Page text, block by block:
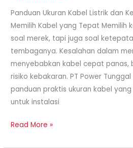
Panduan Ukuran Kabel Listrik dan
Memilih Kabel yang Tepat Memilih
soal merek, tapi juga soal
tembaganya. Kesalahan dalam
menyebabkan kabel cepat panas,
risiko kebakaran. PT Power
panduan praktis ukuran kabel
untuk instalasi
Read More »